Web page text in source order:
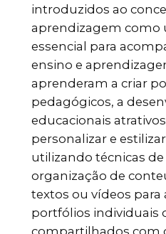
introduzidos ao
aprendizagem como
essencial para
ensino e
aprenderam a criar
pedagógicos, a
educacionais
personalizar e
utilizando técnicas
organização de
textos ou vídeos para
portfólios individuais
compartilhados com